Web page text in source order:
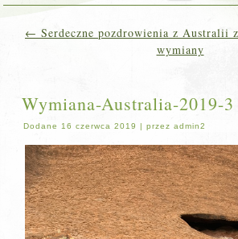
← Serdeczne pozdrowienia z Australii
wymiany
Wymiana-Australia-2019-
Dodane 16 czerwca 2019 |przez admin2